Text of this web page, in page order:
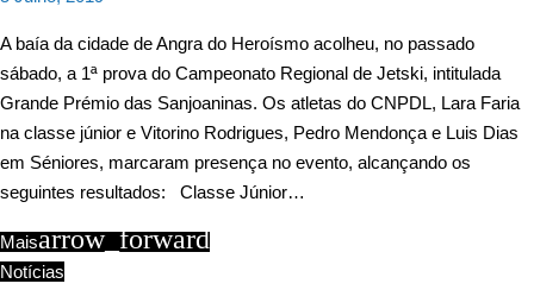
A baía da cidade de Angra do Heroísmo acolheu, no passado
sábado, a 1ª prova do Campeonato Regional de Jetski, intitulada
Grande Prémio das Sanjoaninas. Os atletas do CNPDL, Lara Faria
na classe júnior e Vitorino Rodrigues, Pedro Mendonça e Luis Dias
em Séniores, marcaram presença no evento, alcançando os
seguintes resultados: Classe Júnior…
Maisarrow_forward
Notícias